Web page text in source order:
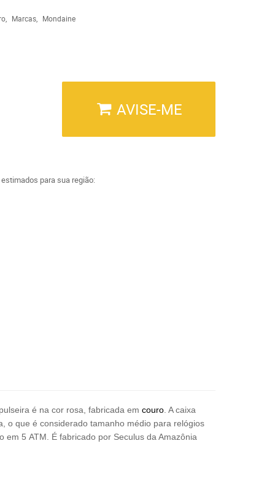
Marcas Mondaine
AVISE-ME
para sua região:
é na cor rosa, fabricada em couro . A caixa
o que é considerado tamanho médio para relógios
5 ATM. É fabricado por Seculus da Amazônia